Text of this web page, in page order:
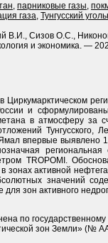
, парниковые газы,
газа, Тунгусский
В.И., Сизов О.С.,
и экономика.
Циркумарктическом
и
в атмосферу за
впервые выявлено
TROPOMI.
активной
значений
для зон активного
по
зон Земли» (№